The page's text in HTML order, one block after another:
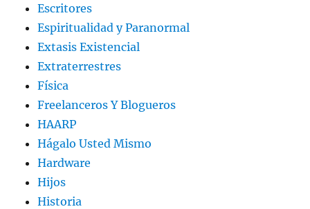
Escritores
Espiritualidad y Paranormal
Extasis Existencial
Extraterrestres
Física
Freelanceros Y Blogueros
HAARP
Hágalo Usted Mismo
Hardware
Hijos
Historia